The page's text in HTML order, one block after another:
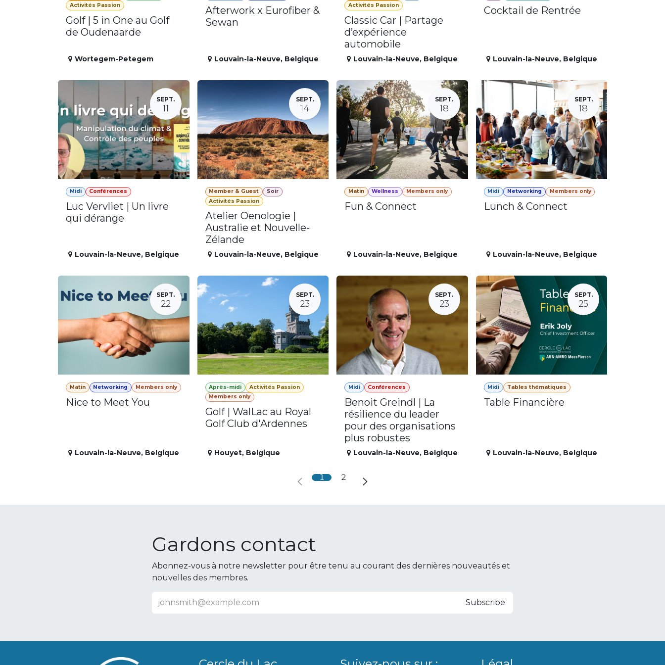
Activités Passion
Golf | 5 in One au Golf
de Oudenaarde
Wortegem-Petegem
Afterwork x Eurofiber &
Sewan
Louvain-la-Neuve, Belgique
Activités Passion
Classic Car | Partage
d’expérience
automobile
Louvain-la-Neuve, Belgique
Cocktail de Rentrée
Louvain-la-Neuve, Belgique
SEPT.
11
Midi Conférences
Luc Vervliet | Un livre
qui dérange
Louvain-la-Neuve, Belgique
SEPT.
14
Member & Guest
Soir
Activités Passion
Atelier Oenologie |
Australie et Nouvelle-
Zélande
Louvain-la-Neuve, Belgique
SEPT.
18
Matin Wellness Members only
Fun & Connect
Louvain-la-Neuve, Belgique
SEPT.
18
Midi Networking Members only
Lunch & Connect
Louvain-la-Neuve, Belgique
SEPT.
22
Matin Networking Members only
Nice to Meet You
Louvain-la-Neuve, Belgique
SEPT.
23
Après-midi
Activités Passion
Members only
Golf | WalLac au Royal
Golf Club d'Ardennes
Houyet, Belgique
SEPT.
23
Midi Conférences
Benoit Greindl | La
résilience du leader
pour des organisations
plus robustes
Louvain-la-Neuve, Belgique
SEPT.
25
Midi Tables thématiques
Table Financière
Louvain-la-Neuve, Belgique
1 2
Gardons contact
Abonnez-vous à notre newsletter pour être tenu au courant des dernières nouveautés et
nouvelles des membres.
Subscribe